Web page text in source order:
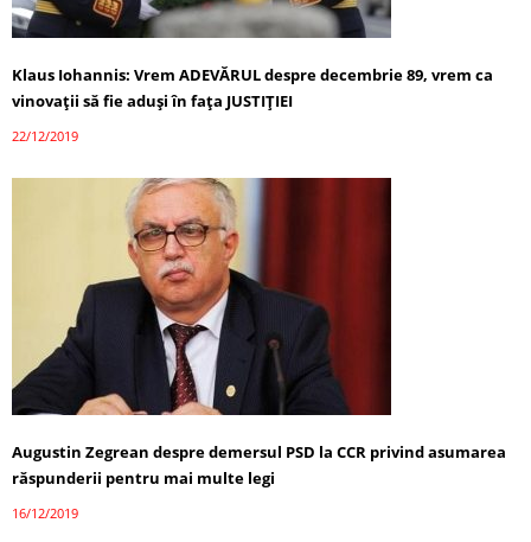
Klaus Iohannis: Vrem ADEVĂRUL despre decembrie 89, vrem ca
vinovaţii să fie aduşi în faţa JUSTIȚIEI
22/12/2019
Augustin Zegrean despre demersul PSD la CCR privind asumarea
răspunderii pentru mai multe legi
16/12/2019